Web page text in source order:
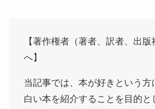
【著作権者（著者、訳者、出版
へ】
当記事では、本が好きという方
白い本を紹介することを目的と